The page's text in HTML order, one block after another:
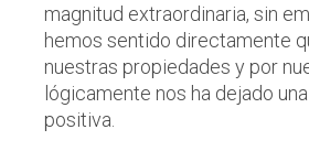
magnitud extraordinaria, sin
hemos sentido directamente
nuestras propiedades y por
lógicamente nos ha dejado
positiva.